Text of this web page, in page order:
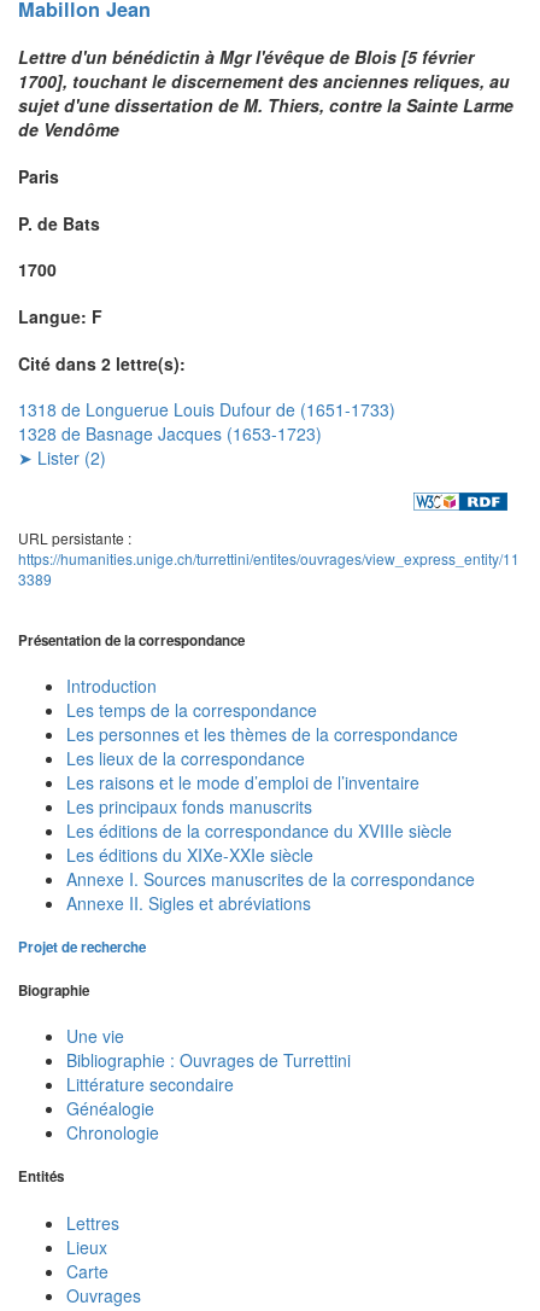
Mabillon Jean
Lettre d'un bénédictin à Mgr l'évêque de Blois [5 février
1700], touchant le discernement des anciennes reliques, au
sujet d'une dissertation de M. Thiers, contre la Sainte Larme
de Vendôme
Paris
P. de Bats
1700
Langue: F
Cité dans 2 lettre(s):
1318 de Longuerue Louis Dufour de (1651-1733)
1328 de Basnage Jacques (1653-1723)
➤ Lister (2)
URL persistante :
https://humanities.unige.ch/turrettini/entites/ouvrages/view_express_entity/11
3389
Présentation de la correspondance
Introduction
Les temps de la correspondance
Les personnes et les thèmes de la correspondance
Les lieux de la correspondance
Les raisons et le mode d’emploi de l’inventaire
Les principaux fonds manuscrits
Les éditions de la correspondance du XVIIIe siècle
Les éditions du XIXe-XXIe siècle
Annexe I. Sources manuscrites de la correspondance
Annexe II. Sigles et abréviations
Projet de recherche
Biographie
Une vie
Bibliographie : Ouvrages de Turrettini
Littérature secondaire
Généalogie
Chronologie
Entités
Lettres
Lieux
Carte
Ouvrages